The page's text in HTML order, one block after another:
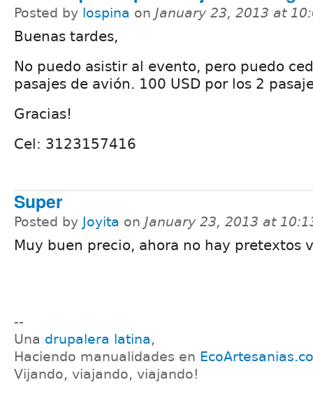
Posted by lospina on January 23, 2013 at
Buenas tardes,
No puedo asistir al evento, pero puedo
pasajes de avión. 100 USD por los 2
Gracias!
Cel: 3123157416
Super
Posted by Joyita on January 23, 2013 at
Muy buen precio, ahora no hay pretextos
--
Una drupalera latina,
Haciendo manualidades en
Vijando, viajando, viajando!